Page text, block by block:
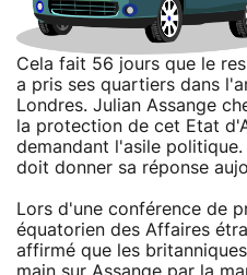
Cela fait 56 jours que le
a pris ses quartiers dans
Londres. Julian Assange
la protection de cet Etat
demandant l'asile
doit donner sa réponse
Lors d'une conférence de
équatorien des Affaires
affirmé que les
main sur Assange par la